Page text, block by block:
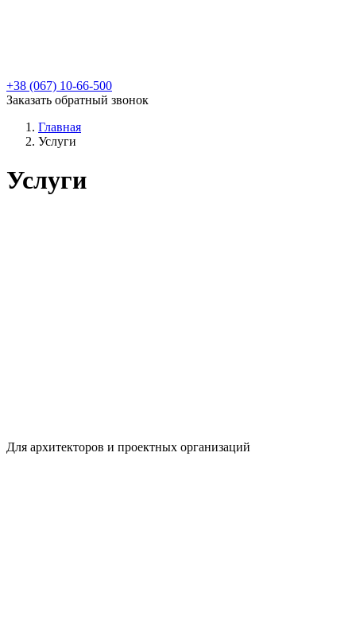
+38 (067) 10-66-500
Заказать обратный звонок
Главная
Услуги
Услуги
Для архитекторов и проектных организаций